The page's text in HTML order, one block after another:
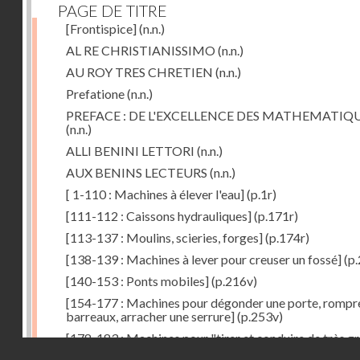
PAGE DE TITRE
[Frontispice](n.n.)
AL RE CHRISTIANISSIMO (n.n.)
AU ROY TRES CHRETIEN (n.n.)
Prefatione(n.n.)
PREFACE : DE L'EXCELLENCE DES
(n.n.)
ALLI BENINI LETTORI (n.n.)
AUX BENINS LECTEURS (n.n.)
[ 1-110 : Machines à élever l'eau](p.1r)
[111-112 : Caissons hydrauliques](p.171r)
[113-137 : Moulins, scieries, forges](p.174r)
[138-139 : Machines à lever pour creuser un fossé]
[140-153 : Ponts mobiles](p.216v)
[154-177 : Machines pour dégonder une porte,
barreaux, arracher une serrure](p.253v)
[178-183 : Machines pour "tirer et conduire de très